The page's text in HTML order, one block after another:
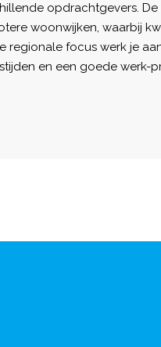
opdrachtgevers.
woonwijken, waarbij
regionale focus werk je
en een goede werk-